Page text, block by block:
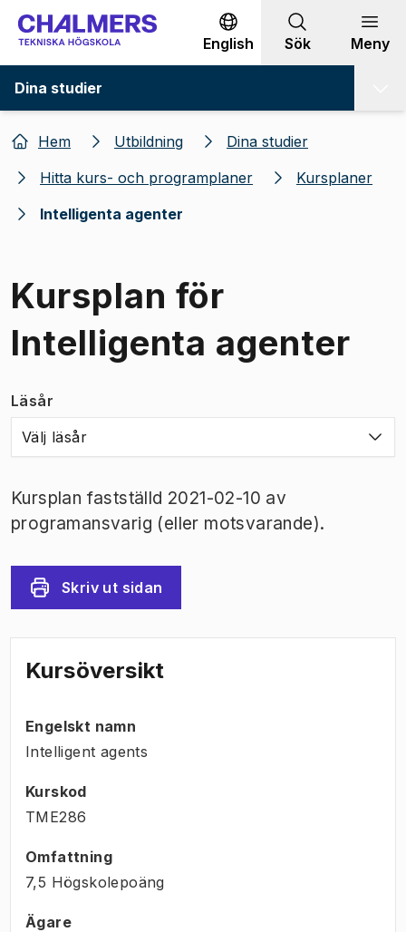
Gå till innehållet
English Sök Meny
Dina studier
Hem Utbildning
Dina studier
Hitta kurs- och programplaner
Kursplaner
Intelligenta agenter
Kursplan för
Intelligenta agenter
Läsår
Välj läsår
Kursplan fastställd 2021-02-10 av
programansvarig (eller motsvarande).
Skriv ut sidan
Kursöversikt
Engelskt namn
Intelligent agents
Kurskod
TME286
Omfattning
7,5 Högskolepoäng
Ägare